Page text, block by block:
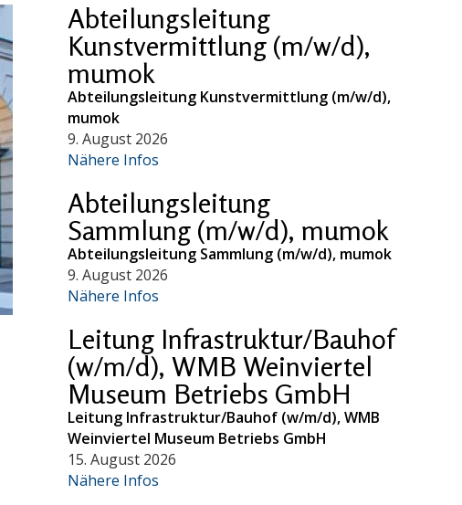
Abteilungsleitung
Kunstvermittlung (m/w/d),
mumok
Abteilungsleitung Kunstvermittlung (m/w/d),
mumok
9. August 2026
Nähere Infos
Abteilungsleitung
Sammlung (m/w/d), mumok
Abteilungsleitung Sammlung (m/w/d), mumok
9. August 2026
Nähere Infos
Leitung Infrastruktur/Bauhof
(w/m/d), WMB Weinviertel
Museum Betriebs GmbH
Leitung Infrastruktur/Bauhof (w/m/d), WMB
Weinviertel Museum Betriebs GmbH
15. August 2026
Nähere Infos